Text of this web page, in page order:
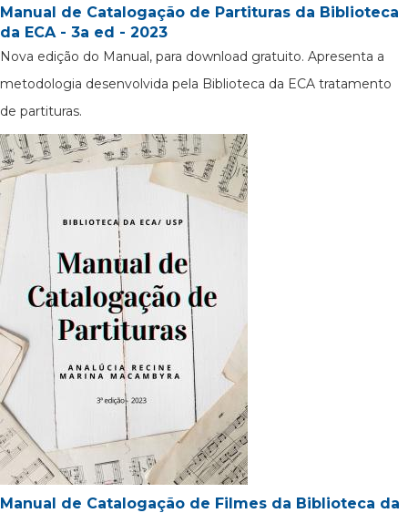
Manual de Catalogação de Partituras da Biblioteca
da ECA - 3a ed - 2023
Nova edição do Manual, para download gratuito. Apresenta a
metodologia desenvolvida pela Biblioteca da ECA tratamento
de partituras.
Manual de Catalogação de Filmes da Biblioteca da